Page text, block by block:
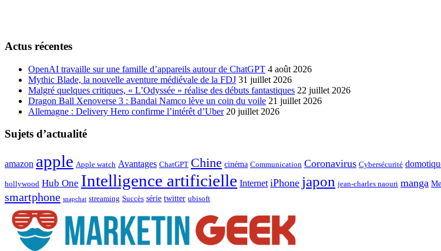
Actus récentes
OpenAI travaille sur une famille d’appareils autour de ChatGPT 4 août 2026
Mythic Blade, la nouvelle aventure médiévale de la FDJ 31 juillet 2026
Malgré quelques critiques, « L’Odyssée » réalise des débuts fantastiques 22 juillet 2026
Dragon Ball Xenoverse 3 : Bandai Namco lève un coin du voile 21 juillet 2026
Allemagne : Delivery Hero confirme l’intérêt d’Uber 20 juillet 2026
Sujets d’actualité
amazon apple Apple watch Avantages ChatGPT Chine cinéma Communication Coronavirus Cybersécurité
hollywood Hub One Intelligence artificielle Internet iPhone japon jean-charles naouri manga
smartphone snapchat streaming Succès série twitter ubisoft